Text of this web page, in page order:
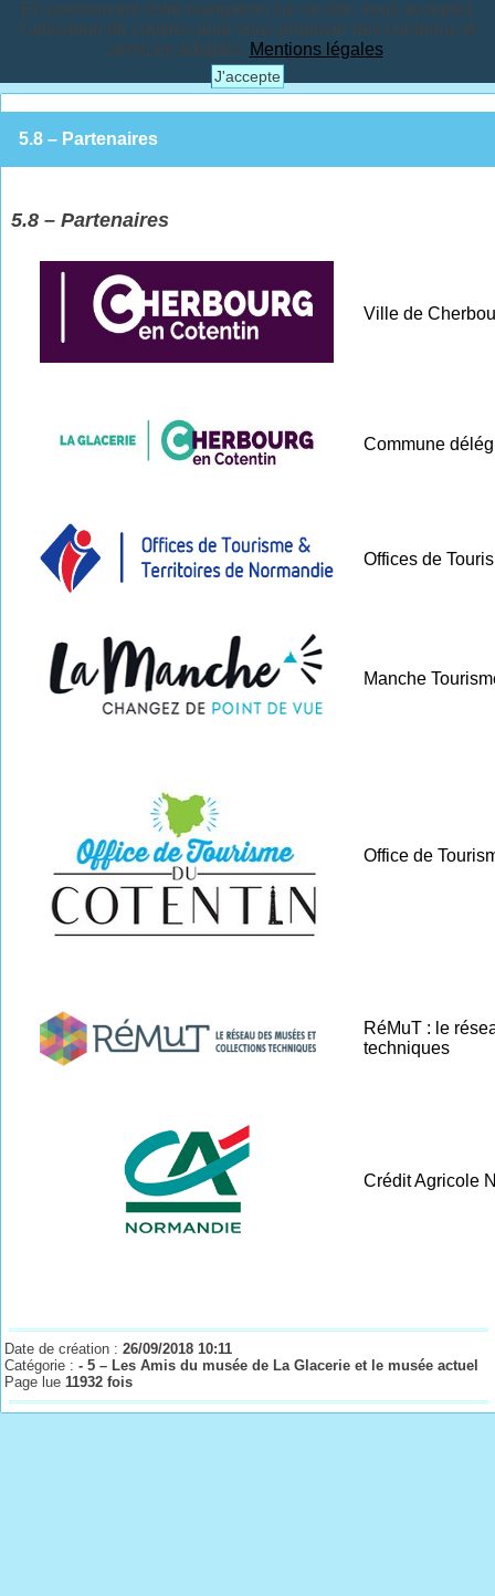
En poursuivant votre navigation sur ce site, vous acceptez
l'utilisation de cookies pour vous proposer des contenus et
services adaptés. Mentions légales.
J'accepte
5.8 – Partenaires
5.8 – Partenaires
Ville de
Commune
Offices de
Manche
Office de
RéMuT : le
techniques
Crédit Agricole
Date de création :26/09/2018 10:11
Catégorie :- 5 – Les Amis du musée de La Glacerie et le musée actuel
Page lue11932 fois